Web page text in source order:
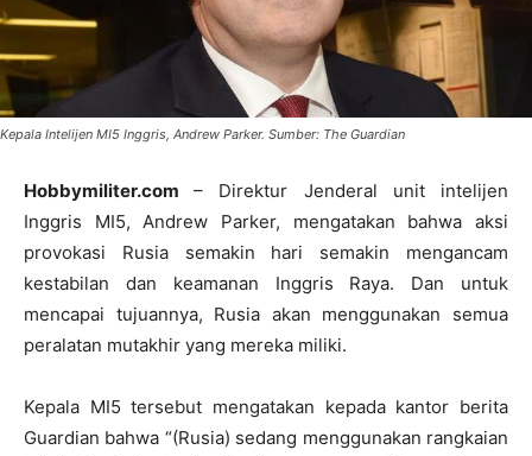
Kepala Intelijen MI5 Inggris, Andrew Parker. Sumber: The Guardian
Hobbymiliter.com– Direktur Jenderal unit intelijen
Inggris MI5, Andrew Parker, mengatakan bahwa aksi
provokasi Rusia semakin hari semakin mengancam
kestabilan dan keamanan Inggris Raya. Dan untuk
mencapai tujuannya, Rusia akan menggunakan semua
peralatan mutakhir yang mereka miliki.
Kepala MI5 tersebut mengatakan kepada kantor berita
Guardian bahwa “(Rusia) sedang menggunakan rangkaian